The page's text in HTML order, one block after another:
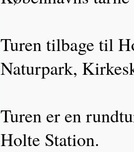
Turen tilbage til
Naturpark,
Turen er en
Holte Station.